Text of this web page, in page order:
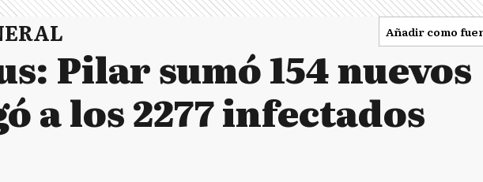
Añadir como
Pilar sumó 154 nuevos
a los 2277 infectados